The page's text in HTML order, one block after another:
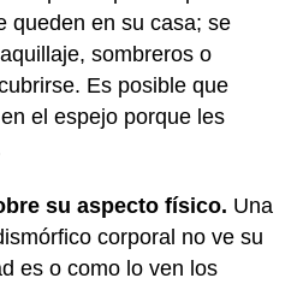
queden en su casa; se
sombreros o
Es posible que
el espejo porque les
su aspecto físico. Una
corporal no ve su
es o como lo ven los